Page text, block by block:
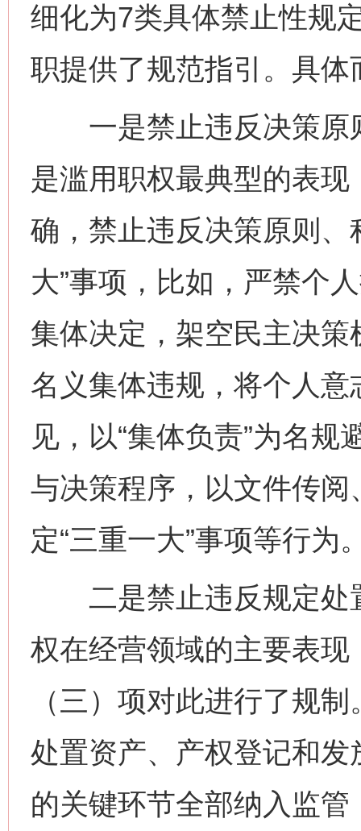
细化为7类具体禁止性规
职提供了规范指引。具
一是禁止违反决策原
是滥用职权最典型的表
确，禁止违反决策原则、
大”事项，比如，严禁个
集体决定，架空民主决策
名义集体违规，将个人
见，以“集体负责”为名
与决策程序，以文件传
定“三重一大”事项等行为
二是禁止违反规定处
权在经营领域的主要表
（三）项对此进行了规
处置资产、产权登记和
的关键环节全部纳入监